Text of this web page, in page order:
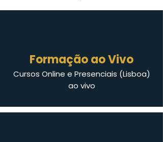
Formação ao Vivo
Cursos Online e Presenciais (Lisboa)
ao vivo